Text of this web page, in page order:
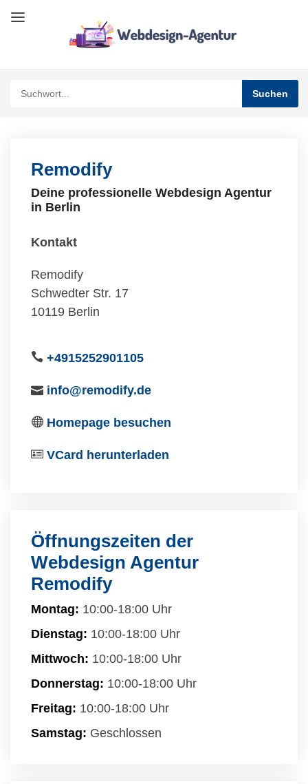
Remodify
Deine professionelle Webdesign Agentur
in Berlin
Kontakt
Remodify
Schwedter Str. 17
10119 Berlin
+4915252901105
info@remodify.de
Homepage besuchen
VCard herunterladen
Öffnungszeiten der
Webdesign Agentur
Remodify
Montag: 10:00-18:00 Uhr
Dienstag: 10:00-18:00 Uhr
Mittwoch: 10:00-18:00 Uhr
Donnerstag: 10:00-18:00 Uhr
Freitag: 10:00-18:00 Uhr
Samstag: Geschlossen